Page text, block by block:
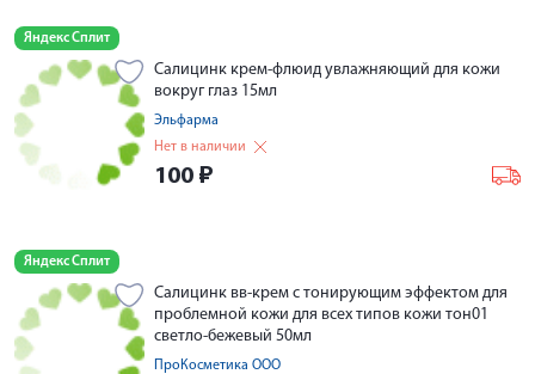
Яндекс Сплит
Салицинк крем-флюид увлажняющий для кожи
вокруг глаз 15мл
Эльфарма
Нет в наличии
100 ₽
Яндекс Сплит
Салицинк вв-крем с тонирующим эффектом для
проблемной кожи для всех типов кожи тон01
светло-бежевый 50мл
ПроКосметика ООО